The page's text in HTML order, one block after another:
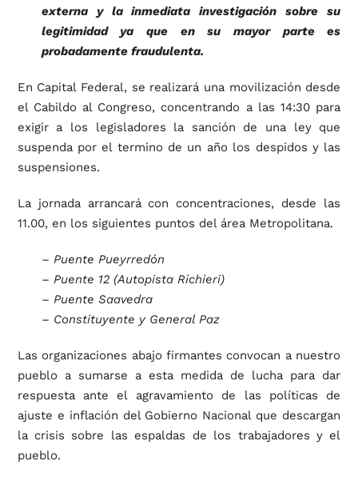
externa y la inmediata investigación sobre su
legitimidad ya que en su mayor parte es
probadamente fraudulenta.
En Capital Federal, se realizará una movilización desde
el Cabildo al Congreso, concentrando a las 14:30 para
exigir a los legisladores la sanción de una ley que
suspenda por el termino de un año los despidos y las
suspensiones.
La jornada arrancará con concentraciones, desde las
11.00, en los siguientes puntos del área Metropolitana.
– Puente Pueyrredón
– Puente 12 (Autopista Richieri)
– Puente Saavedra
– Constituyente y General Paz
Las organizaciones abajo firmantes convocan a nuestro
pueblo a sumarse a esta medida de lucha para dar
respuesta ante el agravamiento de las políticas de
ajuste e inflación del Gobierno Nacional que descargan
la crisis sobre las espaldas de los trabajadores y el
pueblo.